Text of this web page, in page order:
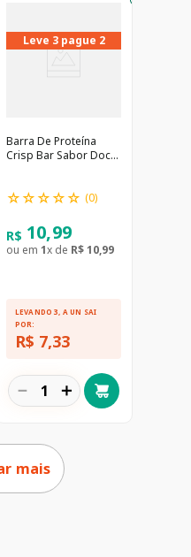
Leve 3 pague 2
Barra De Proteína
Crisp Bar Sabor Doce
☆☆☆☆☆ (0)
R$ 10,99
ou em 1x de R$10,99
LEVANDO3, AUN SAI
POR:
R$ 7,33
＋
－